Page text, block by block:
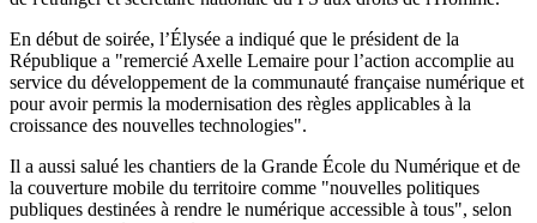
En début de soirée, l’Élysée a indiqué que le président de la
République a "remercié Axelle Lemaire pour l’action accomplie au
service du développement de la communauté française numérique et
pour avoir permis la modernisation des règles applicables à la
croissance des nouvelles technologies".
Il a aussi salué les chantiers de la Grande École du Numérique et de
la couverture mobile du territoire comme "nouvelles politiques
publiques destinées à rendre le numérique accessible à tous", selon